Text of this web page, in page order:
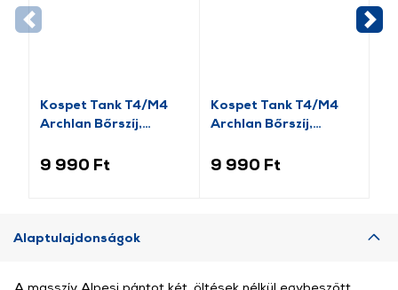
Kospet Tank T4/M4
Archlan Bőrszíj,
9 990 Ft
Kospet Tank T4/M4
Archlan Bőrszíj,
9 990 Ft
Alaptulajdonságok
A masszív Alpesi pántot két, öltések nélkül egybeszőtt